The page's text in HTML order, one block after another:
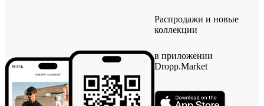
Распродажи и новые
коллекции
в приложении
Dropp.Market